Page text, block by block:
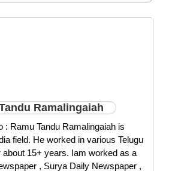
Ramalingaiah
: Ramu Tandu Ramalingaiah is
field. He worked in various Telugu
about 15+ years. Iam worked as a
, Surya Daily Newspaper ,